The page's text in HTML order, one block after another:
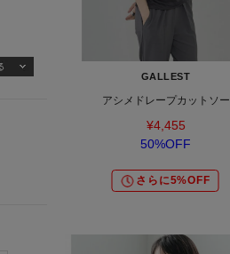
GALLEST
アシメドレープカットソー
¥4,455
50%OFF
さらに5%OFF